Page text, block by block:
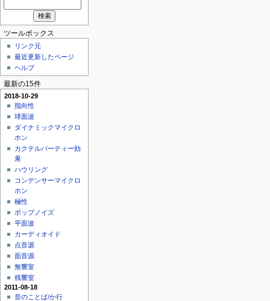
ツールボックス
リンク元
最近更新したページ
ヘルプ
最新の15件
2018-10-29
指向性
球面波
ダイナミックマイクロ
ホン
カクテルパーティー効
果
ハウリング
コンデンサーマイクロ
ホン
極性
ポップノイズ
平面波
カーディオイド
点音源
面音源
無響室
残響室
2011-08-18
音のことば/か行